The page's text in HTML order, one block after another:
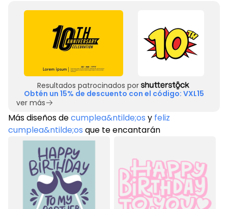
Resultados patrocinados por
Obtén un 15% de descuento con el código: VXL15
ver más
Más diseños decumplea&ntilde;os y feliz
cumplea&ntilde;os que te encantarán